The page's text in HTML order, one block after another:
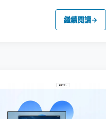
繼續閱讀→